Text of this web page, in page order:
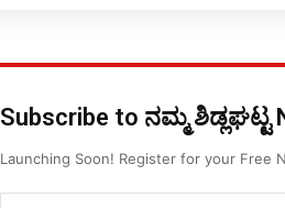
Subscribe to ನಮ್ಮ ಶಿಡ್ಲಘಟ್ಟ
Launching Soon! Register for your Free